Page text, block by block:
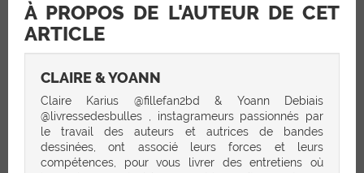
À PROPOS DE L'AUTEUR DE CET
ARTICLE
CLAIRE & YOANN
Claire Karius @fillefan2bd & Yoann Debiais
@livressedesbulles , instagrameurs passionnés par
le travail des auteurs et autrices de bandes
dessinées, ont associé leurs forces et leurs
compétences, pour vous livrer des entretiens où